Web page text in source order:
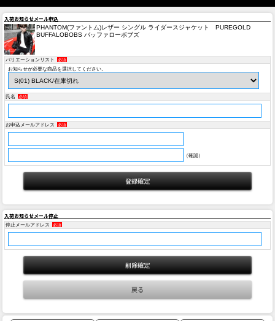
入荷お知らせメール申込
PHANTOM(ファントム)レザー シングル ライダースジャケット PUREGOLD
BUFFALOBOBS バッファローボブズ
バリエーションリスト
必須
お知らせが必要な商品を選択してください。
氏名 必須
お申込メールアドレス 必須
（確認）
入荷お知らせメール停止
停止メールアドレス 必須